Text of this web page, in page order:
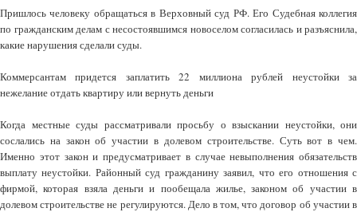
Пришлось человеку обращаться в Верховный суд РФ. Его Судебная коллегия
по гражданским делам с несостоявшимся новоселом согласилась и разъяснила,
какие нарушения сделали суды.
Коммерсантам придется заплатить 22 миллиона рублей неустойки за
нежелание отдать квартиру или вернуть деньги
Когда местные суды рассматривали просьбу о взыскании неустойки, они
сослались на закон об участии в долевом строительстве. Суть вот в чем.
Именно этот закон и предусматривает в случае невыполнения обязательств
выплату неустойки. Районный суд гражданину заявил, что его отношения с
фирмой, которая взяла деньги и пообещала жилье, законом об участии в
долевом строительстве не регулируются. Дело в том, что договор об участии в